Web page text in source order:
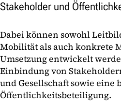
Stakeholder und
Dabei können sowohl
Mobilität als auch konkrete
Umsetzung entwickelt
Einbindung von
und Gesellschaft sowie eine
Öffentlichkeitsbeteiligung.